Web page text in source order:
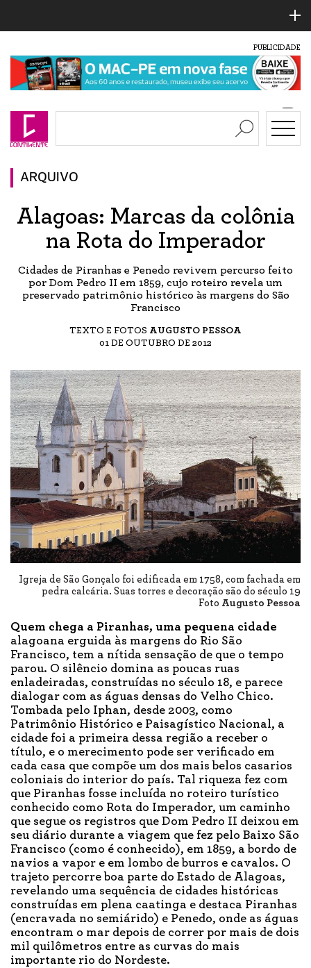
PUBLICIDADE
ARQUIVO
Alagoas: Marcas da colônia
na Rota do Imperador
Cidades de Piranhas e Penedo revivem percurso feito
por Dom Pedro II em 1859, cujo roteiro revela um
preservado patrimônio histórico às margens do São
Francisco
TEXTO E FOTOS AUGUSTO PESSOA
01 DE OUTUBRO DE 2012
Igreja de São Gonçalo foi edificada em 1758, com fachada em
pedra calcária. Suas torres e decoração são do século 19
Foto Augusto Pessoa
Quem chega a Piranhas, uma pequena cidade
alagoana erguida às margens do Rio São
Francisco, tem a nítida sensação de que o tempo
parou. O silêncio domina as poucas ruas
enladeiradas, construídas no século 18, e parece
dialogar com as águas densas do Velho Chico.
Tombada pelo Iphan, desde 2003, como
Patrimônio Histórico e Paisagístico Nacional, a
cidade foi a primeira dessa região a receber o
título, e o merecimento pode ser verificado em
cada casa que compõe um dos mais belos casarios
coloniais do interior do país. Tal riqueza fez com
que Piranhas fosse incluída no roteiro turístico
conhecido como Rota do Imperador, um caminho
que segue os registros que Dom Pedro II deixou em
seu diário durante a viagem que fez pelo Baixo São
Francisco (como é conhecido), em 1859, a bordo de
navios a vapor e em lombo de burros e cavalos. O
trajeto percorre boa parte do Estado de Alagoas,
revelando uma sequência de cidades históricas
construídas em plena caatinga e destaca Piranhas
(encravada no semiárido) e Penedo, onde as águas
encontram o mar depois de correr por mais de dois
mil quilômetros entre as curvas do mais
importante rio do Nordeste.